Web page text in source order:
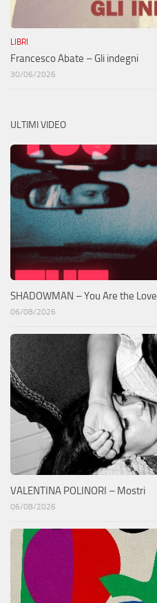
LIBRI
Francesco Abate – Gli indegni
30/06/2026
ULTIMI VIDEO
SHADOWMAN – You Are the Love
06/08/2026
VALENTINA POLINORI – Mostri
06/08/2026